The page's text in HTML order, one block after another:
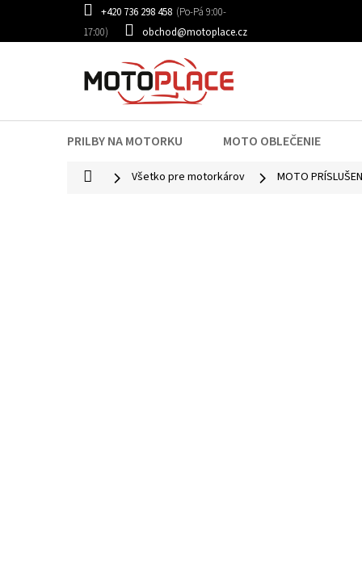
+420 736 298 458
obchod@motoplace.cz
PRILBY NA MOTORKU MOTO OBLEČENIE
DomovVšetko pre motorkárov MOTO